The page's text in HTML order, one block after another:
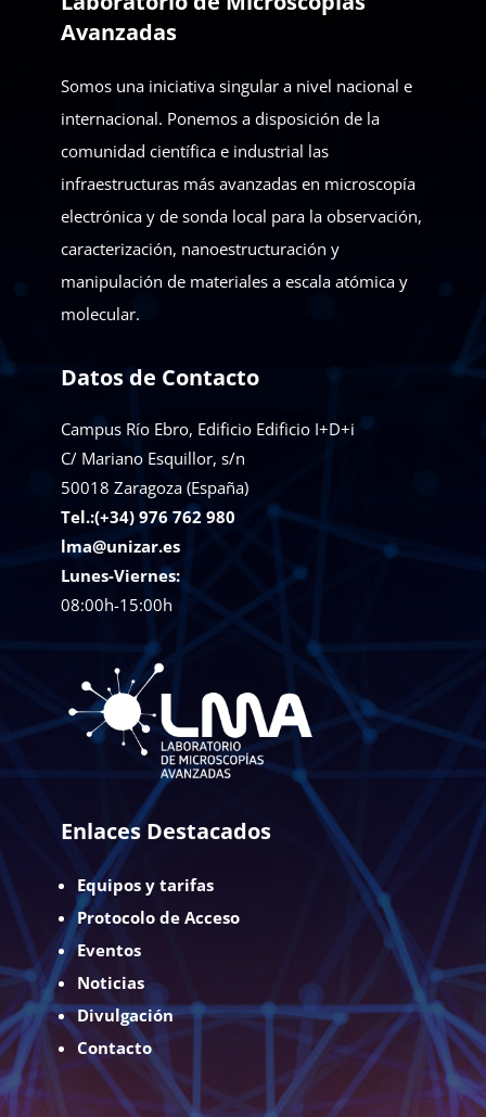
Avanzadas
Somos una iniciativa singular a nivel nacional e
internacional. Ponemos a disposición de la
comunidad científica e industrial las
infraestructuras más avanzadas en microscopía
electrónica y de sonda local para la observación,
caracterización, nanoestructuración y
manipulación de materiales a escala atómica y
molecular.
Datos de Contacto
Campus Río Ebro, Edificio Edificio I+D+i
C/ Mariano Esquillor, s/n
50018 Zaragoza (España)
Tel.:(+34) 976 762 980
lma@unizar.es
Lunes-Viernes:
08:00h-15:00h
Enlaces Destacados
Equipos y tarifas
Protocolo de Acceso
Eventos
Noticias
Divulgación
Contacto